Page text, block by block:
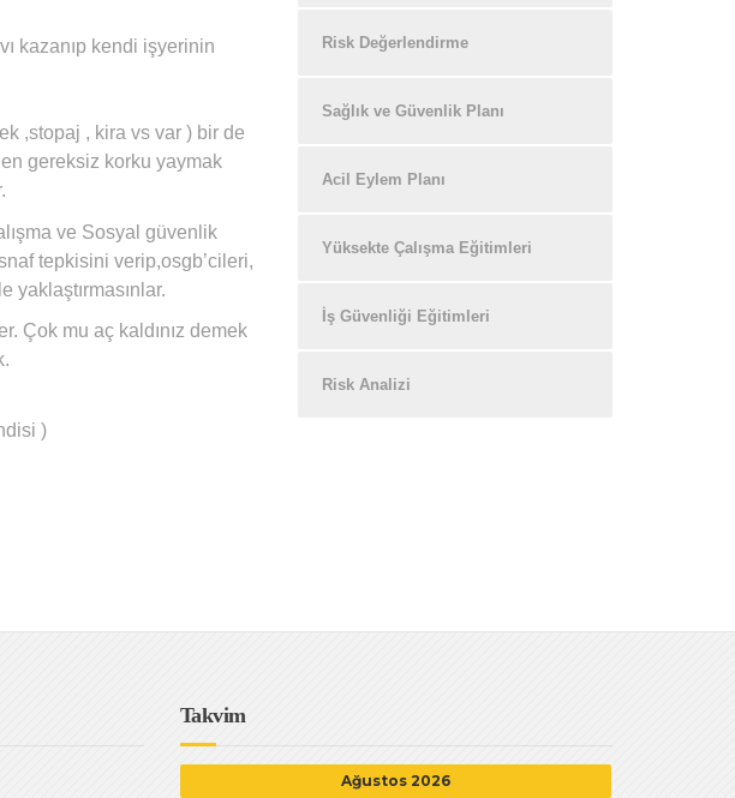
kazanıp kendi işyerinin
,stopaj , kira vs var ) bir de
gereksiz korku yaymak
ve Sosyal güvenlik
tepkisini verip,osgb’cileri,
yaklaştırmasınlar.
Çok mu aç kaldınız demek
)
Risk Değerlendirme
Sağlık ve Güvenlik Planı
Acil Eylem Planı
Yüksekte Çalışma Eğitimleri
İş Güvenliği Eğitimleri
Risk Analizi
Takvim
Ağustos 2026